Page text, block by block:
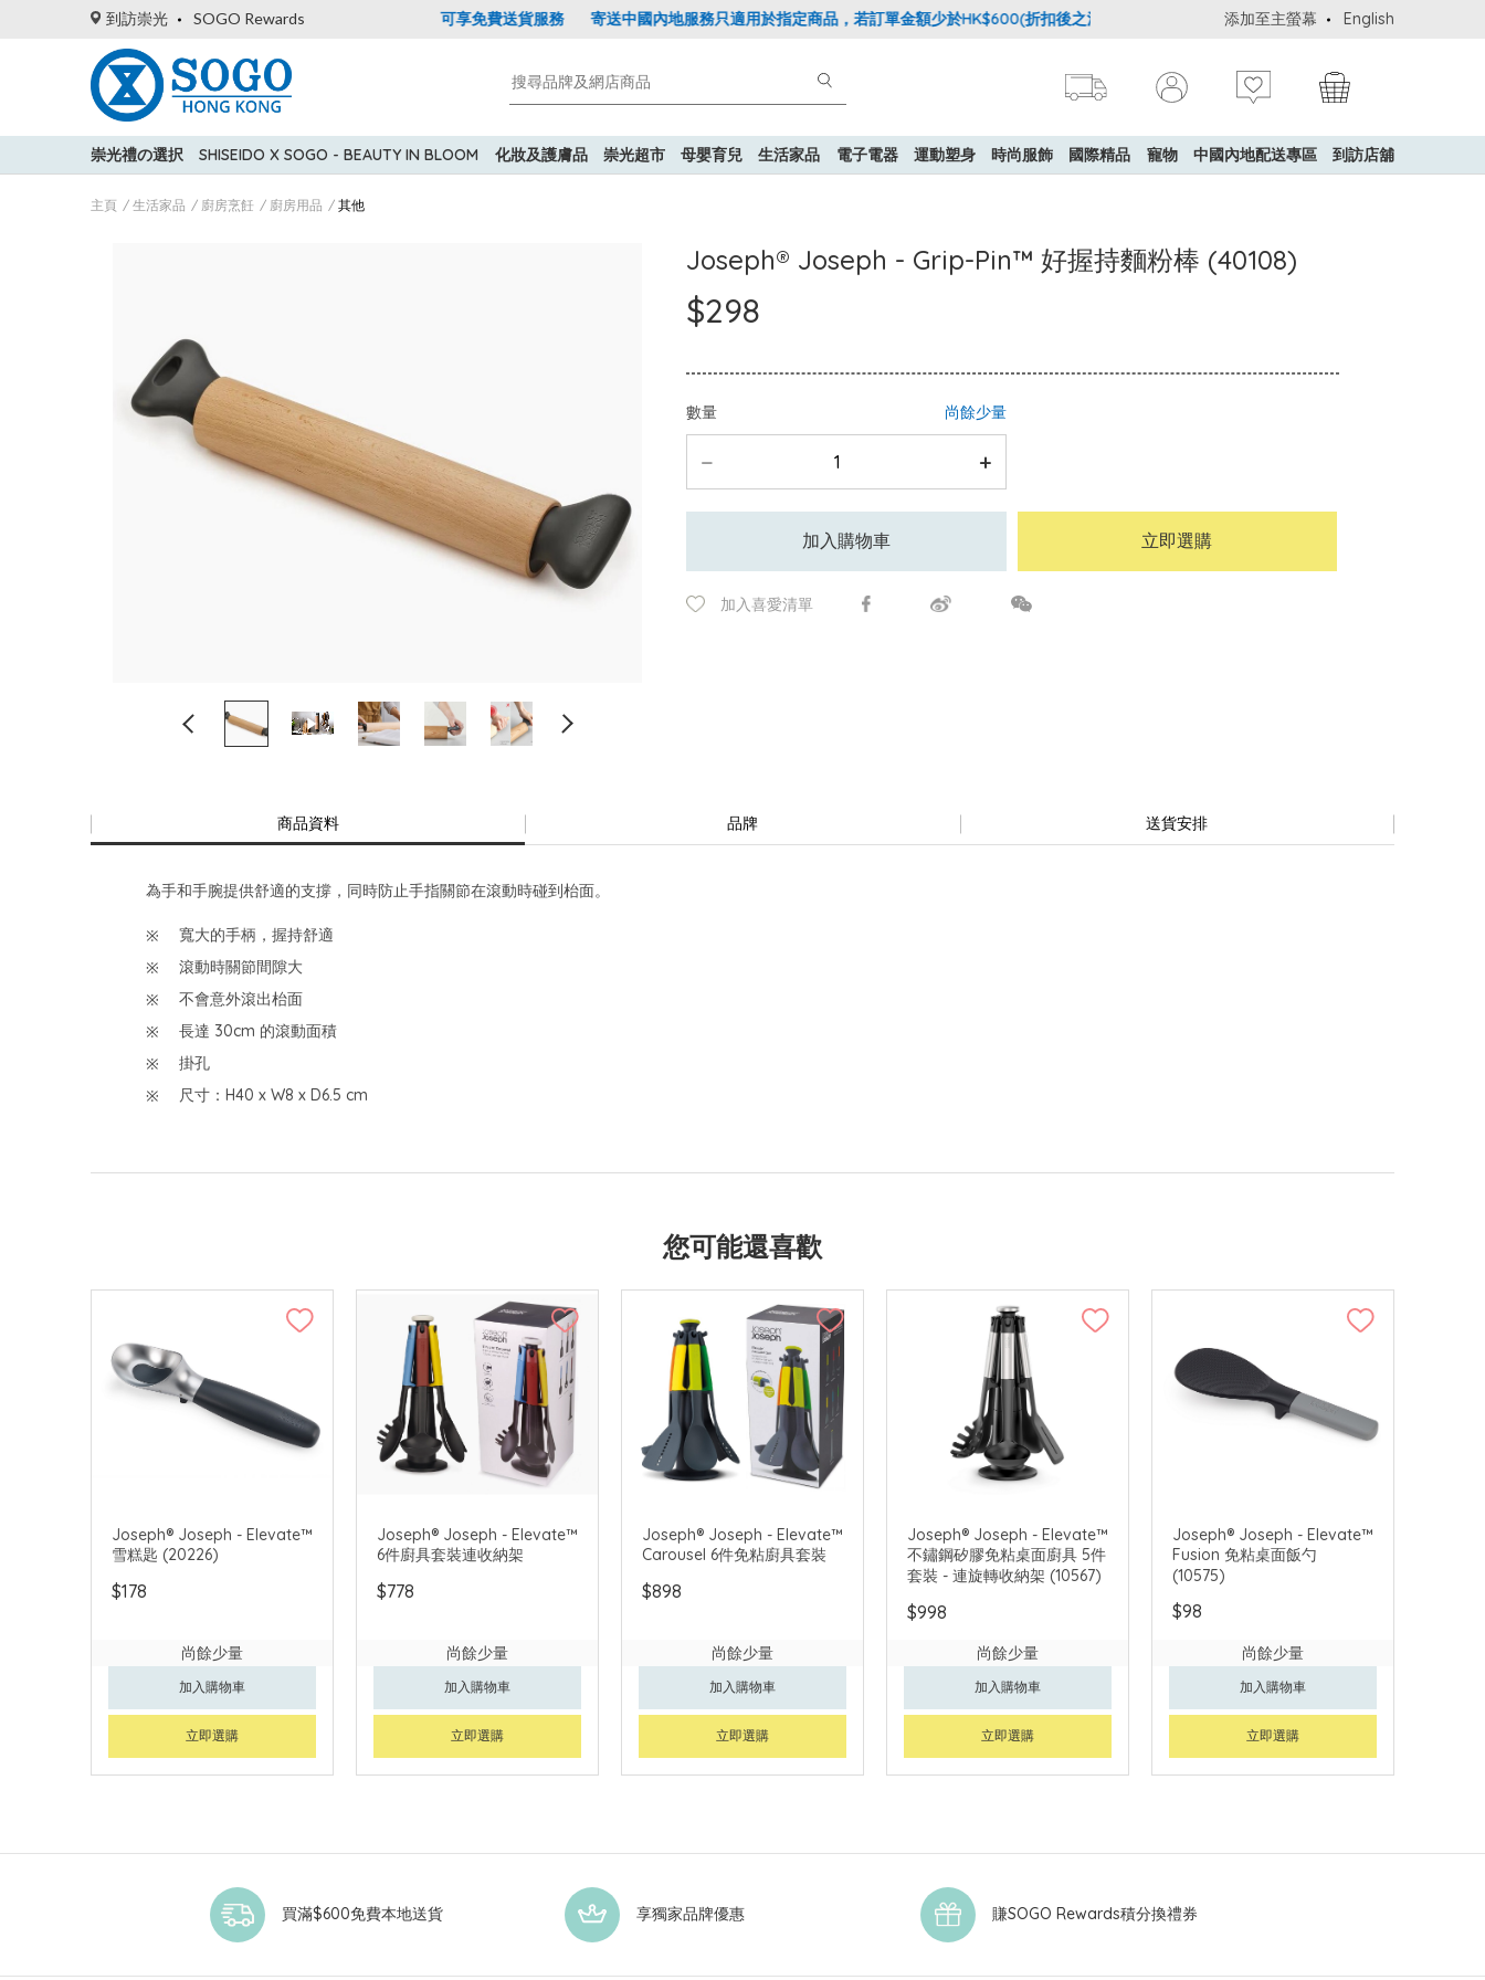
到訪崇光 SOGO Rewards
5%簽賬回贈！ 購買一般貨品(冷凍食品除外)滿$600，可享免費送貨服務 寄送中國內地服務只適用於指定商品，若訂單金額少於HK$600(折扣後之消費金額計算)，送貨費用為HK$90。若訂單金額HK$600或以
添加至主螢幕 English
崇光禮の選択 SHISEIDO X SOGO - BEAUTY IN BLOOM 化妝及護膚品 崇光超市 母嬰育兒 生活家品 電子電器 運動塑身 時尚服飾 國際精品 寵物 中國內地配送專區 到訪店舖
主頁 生活家品 廚房烹飪 廚房用品 其他
Joseph® Joseph - Grip-Pin™ 好握持麵粉棒 (40108)
$298
數量 尚餘少量
加入購物車 立即選購
加入喜愛清單
商品資料 品牌 送貨安排
為手和手腕提供舒適的支撐，同時防止手指關節在滾動時碰到枱面。
寬大的手柄，握持舒適
滾動時關節間隙大
不會意外滾出枱面
長達 30cm 的滾動面積
掛孔
尺寸：H40 x W8 x D6.5 cm
您可能還喜歡
Joseph® Joseph - Elevate™
雪糕匙 (20226)
$178
尚餘少量
加入購物車
立即選購
Joseph® Joseph - Elevate™
6件廚具套裝連收納架
$778
尚餘少量
加入購物車
立即選購
Joseph® Joseph - Elevate™
Carousel 6件免粘廚具套裝
$898
尚餘少量
加入購物車
立即選購
Joseph® Joseph - Elevate™
不鏽鋼矽膠免粘桌面廚具 5件
套裝 - 連旋轉收納架 (10567)
$998
尚餘少量
加入購物車
立即選購
Joseph® Joseph - Elevate™
Fusion 免粘桌面飯勺
(10575)
$98
尚餘少量
加入購物車
立即選購
買滿$600免費本地送貨 享獨家品牌優惠 賺SOGO Rewards積分換禮券